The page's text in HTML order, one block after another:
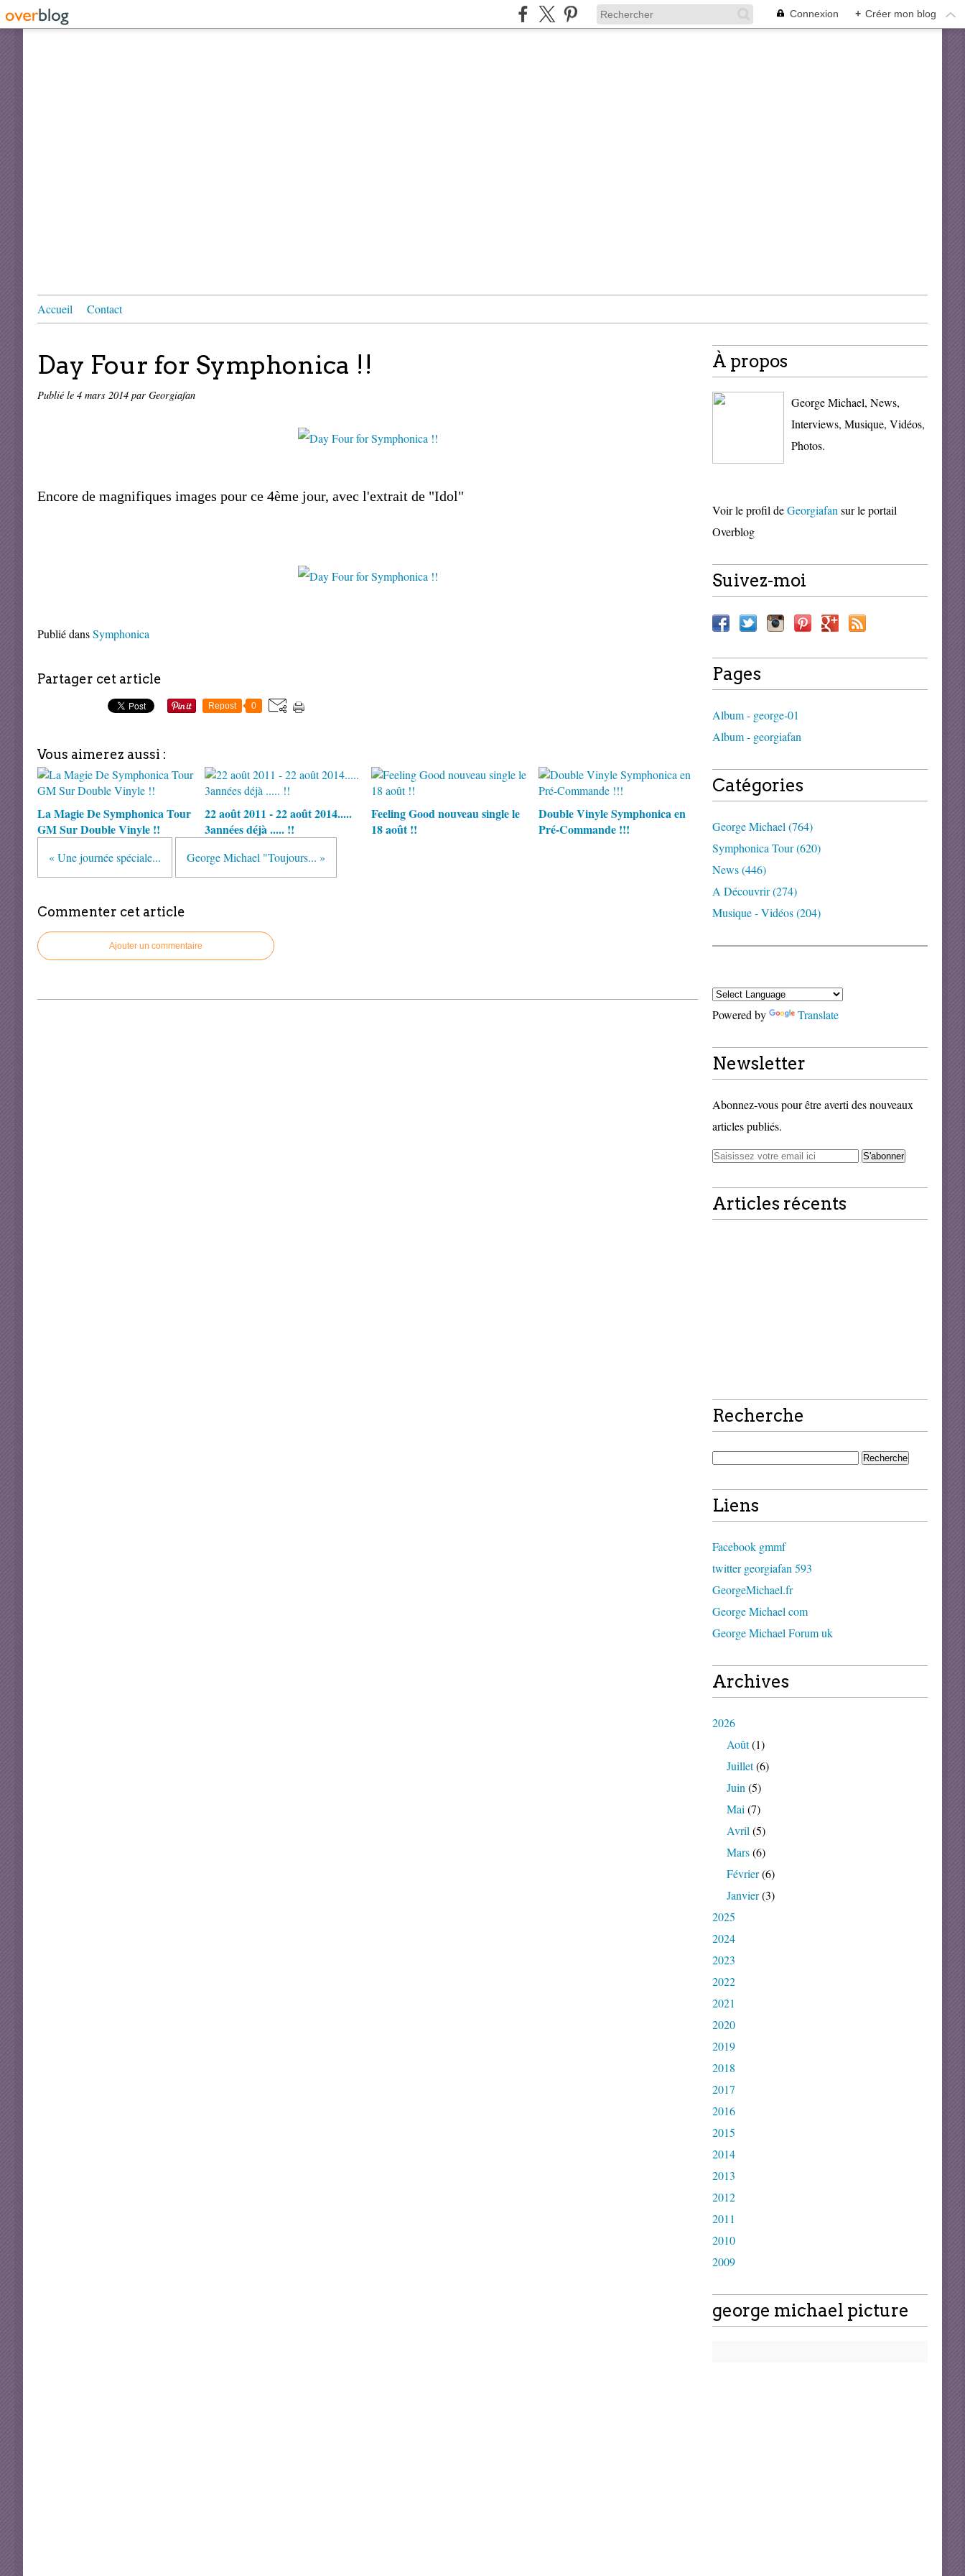
Connexion + Créer mon blog
Accueil Contact
Day Four for Symphonica !!
Publié le 4 mars 2014 par Georgiafan
Encore de magnifiques images pour ce 4ème jour, avec l'extrait de "Idol"
Publié dansSymphonica
Partager cet article
Repost 0
Vous aimerez aussi :
La Magie De Symphonica Tour
GM Sur Double Vinyle !!
22 août 2011 - 22 août 2014.....
3années déjà ..... !!
Feeling Good nouveau single le
18 août !!
Double Vinyle Symphonica en
Pré-Commande !!!
« Une journée spéciale... George Michael "Toujours... »
Commenter cet article
Ajouter un commentaire
À propos
George Michael, News,
Interviews, Musique, Vidéos,
Photos.
Voir le profil deGeorgiafan sur le portail
Overblog
Suivez-moi
Pages
Album - george-01
Album - georgiafan
Catégories
George Michael (764)
Symphonica Tour (620)
News (446)
A Découvrir (274)
Musique - Vidéos (204)
Powered by Translate
Newsletter
Abonnez-vous pour être averti des nouveaux
articles publiés.
Articles récents
Recherche
Liens
Facebook gmmf
twitter georgiafan 593
GeorgeMichael.fr
George Michael com
George Michael Forum uk
Archives
2026
Août(1)
Juillet(6)
Juin (5)
Mai (7)
Avril (5)
Mars(6)
Février(6)
Janvier(3)
2025
2024
2023
2022
2021
2020
2019
2018
2017
2016
2015
2014
2013
2012
2011
2010
2009
george michael picture